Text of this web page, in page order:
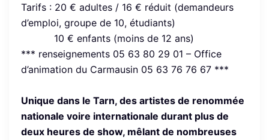
Tarifs : 20 € adultes / 16 € réduit (demandeurs
d’emploi, groupe de 10, étudiants)
10 € enfants (moins de 12 ans)
*** renseignements 05 63 80 29 01 – Office
d’animation du Carmausin 05 63 76 76 67 ***
Unique dans le Tarn, des artistes de renommée
nationale voire internationale durant plus de
deux heures de show, mêlant de nombreuses